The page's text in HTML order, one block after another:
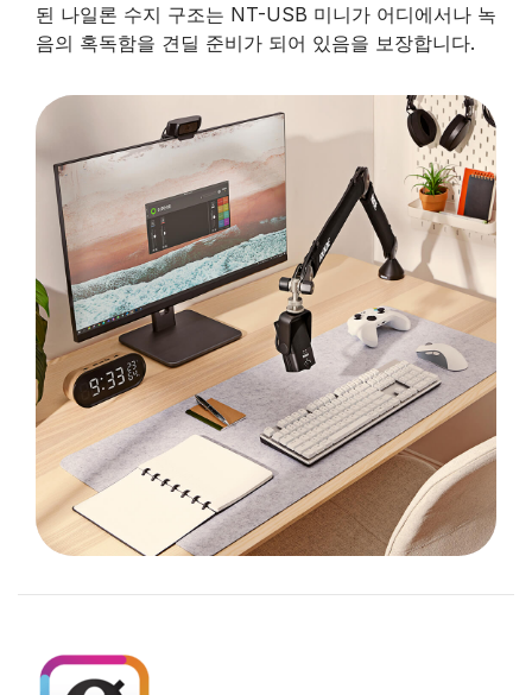
된 나일론 수지 구조는 NT-USB 미니가 어디에서나 녹
음의 혹독함을 견딜 준비가 되어 있음을 보장합니다.